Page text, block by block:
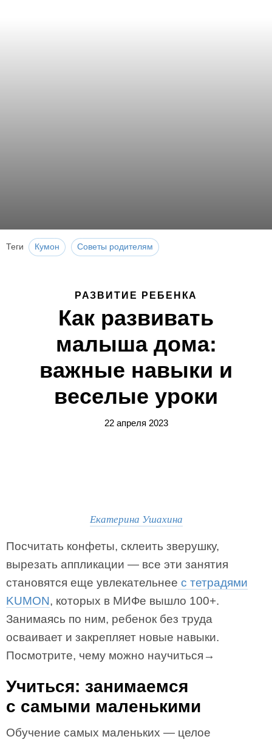
Теги Кумон Советы родителям
РАЗВИТИЕ РЕБЕНКА
Как развивать
малыша дома:
важные навыки и
веселые уроки
22 апреля 2023
Екатерина Ушахина
Посчитать конфеты, склеить зверушку,
вырезать аппликации — все эти занятия
становятся еще увлекательнее с тетрадями
KUMON, которых в МИФе вышло 100+.
Занимаясь по ним, ребенок без труда
осваивает и закрепляет новые навыки.
Посмотрите, чему можно научиться→
Учиться: занимаемся
с самыми маленькими
Обучение самых маленьких — целое